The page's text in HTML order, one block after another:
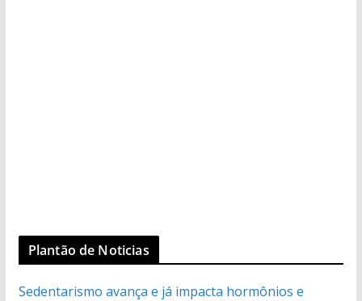
Plantão de Noticias
Sedentarismo avança e já impacta hormônios e